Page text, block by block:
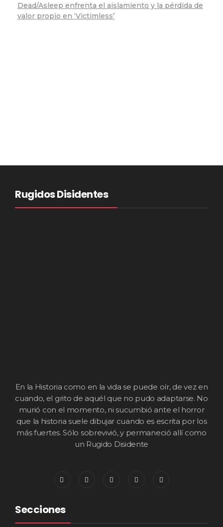
Dead/Asleep enfrenta el aislamiento y la pérdida de
valor propio en ‘Victimless’
Rugidos Disidentes
En la Historia como en la vida se puede oír, de vez en
cuando, el grito de aquél que no pudo adaptarse. No
murió con el momento, ni sucumbió ante el horror
que la historia suele dibujar cuando es escrita por los
más fuertes. Sólo sobrevivió, y permaneció allí como
un Rugido Disidente
Secciones